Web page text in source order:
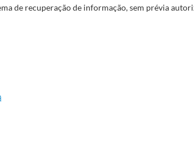
de recuperação de informação, sem prévia